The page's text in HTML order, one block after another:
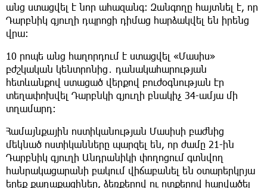
անց ստացվել է նոր ահազանգ։ Զանգողը հայտնել է, որ
Դարբնիկ գյուղի դպրոցի դիմաց հարձակվել են իրենց
վրա։
10 րոպե անց հաղորդում է ստացվել «Մասիս»
բժշկական կենտրոնից․ դանակահարության
հետևանքով ստացած վերքով բուժօգնության էր
տեղափոխվել Դարբնկի գյուղի բնակիչ 34-ամյա մի
տղամարդ։
Համայնքային ոստիկանության Մասիսի բաժնից
մեկնած ոստիկանները պարզել են, որ ժամը 21-ին
Դարբնիկ գյուղի Անդրանիկի փողոցում գտնվող
հանրակացարանի բակում վիճաբանել են օտարերկրյա
երեք քաղաքացիներ, ձեռքերով ու ոտքերով հարվածել